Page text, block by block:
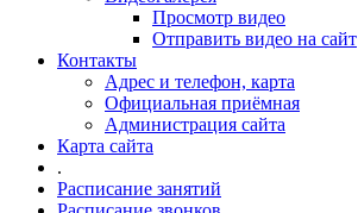
Просмотр видео
Отправить видео на сайт
Контакты
Адрес и телефон, карта
Официальная приёмная
Администрация сайта
Карта сайта
.
Расписание занятий